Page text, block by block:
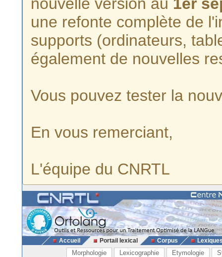
une refonte complète de
supports (ordinateurs,
également de nouvelles
Vous pouvez tester la
En vous remerciant,
L'équipe du CNRTL
Accueil Portail lexical Corpus
Morphologie Lexicographie Etymologie